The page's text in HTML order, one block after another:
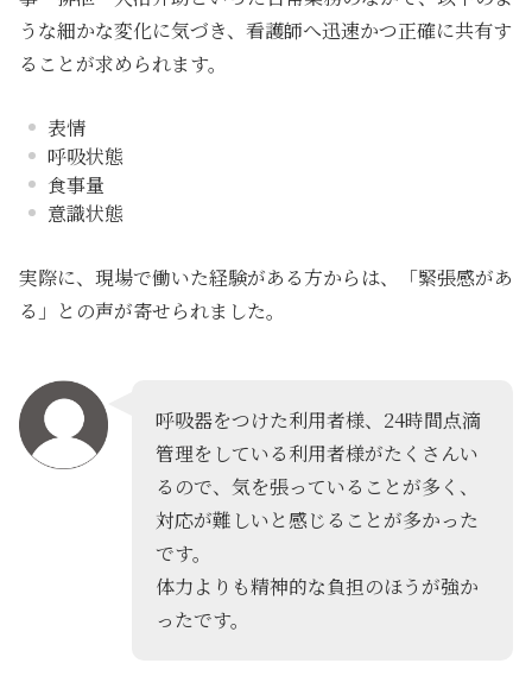
うな細かな変化に気づき、看護師へ迅速かつ正確に共有す
る ことが求められます。
表情
呼吸状態
食事量
意識状態
実際に、現場で働いた経験がある方からは、「緊張感があ
る」との声が寄せられました。
呼吸器をつけた利用者様、24時間点滴
管理をしている利用者様がたくさんい
るので、気を張っていることが多く、
対応が難しいと感じることが多かった
です。
体力よりも精神的な負担のほうが強か
ったです。